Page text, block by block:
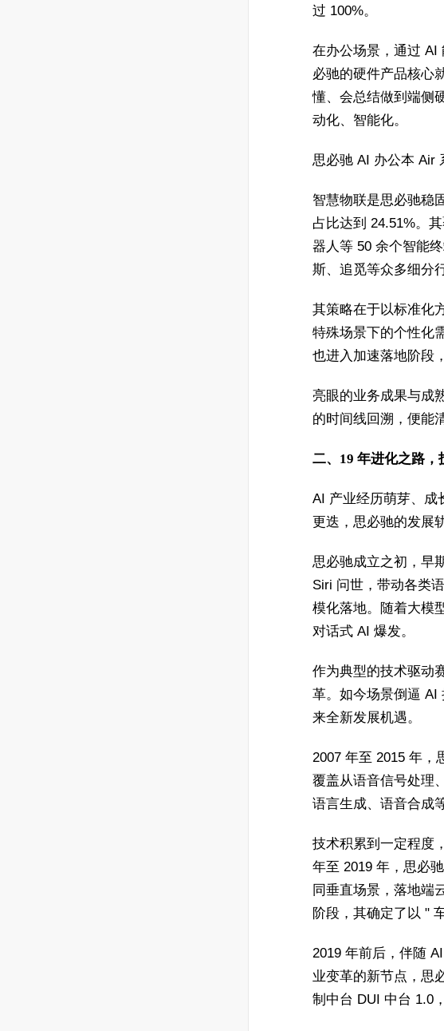
过 100%。
在办公场景，通过 AI
必驰的硬件产品核心
懂、会总结做到端侧
动化、智能化。
思必驰 AI 办公本 Air
智慧物联是思必驰稳
占比达到 24.51%。
器人等 50 余个智能
斯、追觅等众多细分
其策略在于以标准化
特殊场景下的个性化
也进入加速落地阶段
亮眼的业务成果与成
的时间线回溯，便能
二、19 年进化之路
AI 产业经历萌芽、成
更迭，思必驰的发展
思必驰成立之初，早
Siri 问世，带动各类
模化落地。随着大模
对话式 AI 爆发。
作为典型的技术驱动
革。如今场景倒逼 AI
来全新发展机遇。
2007 年至 2015 年，
覆盖从语音信号处理
语言生成、语音合成
技术积累到一定程度
年至 2019 年，思必
同垂直场景，落地端
阶段，其确定了以 "
2019 年前后，伴随
业变革的新节点，思
制中台 DUI 中台 1.0